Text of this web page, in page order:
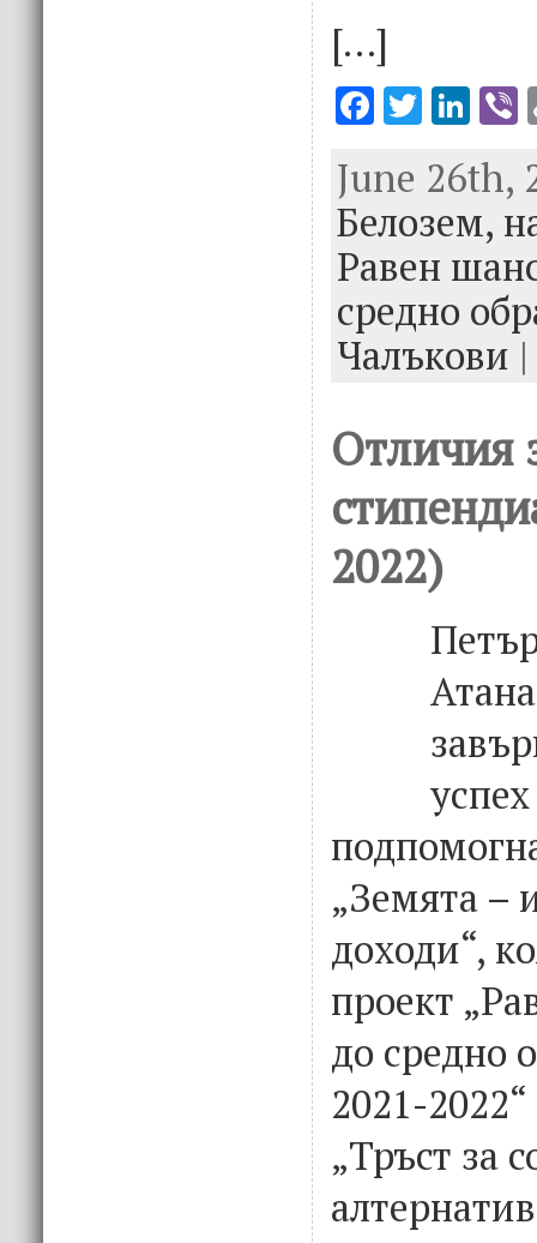
[…]
F
e
b
o
o
k
T
it
te
r
Li
k
e
dI
n
June 26th,
Белозем,
Равен
средно
Чалъкови |
Отличия
2022)
„Земята –
доходи“,
проект
до средно
2021-
„Тръст за